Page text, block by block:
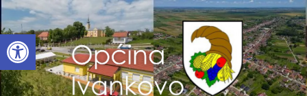
Open toolbar
Skip
to
content
Skip
to
left
sidebar
Skip
to
footer